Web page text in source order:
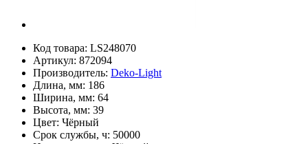
Код товара: LS248070
Артикул: 872094
Производитель: Deko-Light
Длина, мм: 186
Ширина, мм: 64
Высота, мм: 39
Цвет: Чёрный
Срок службы, ч: 50000